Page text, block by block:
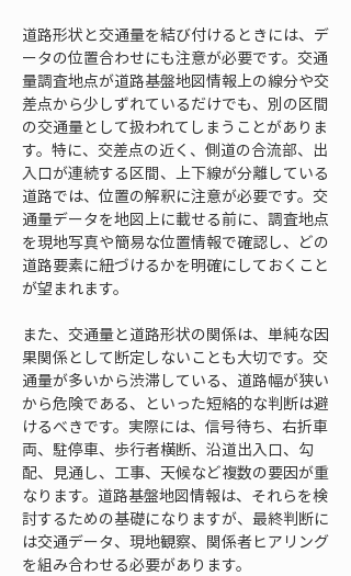
道路形状と交通量を結び付けるときには、デ
ータの位置合わせにも注意が必要です。交通
量調査地点が道路基盤地図情報上の線分や交
差点から少しずれているだけでも、別の区間
の交通量として扱われてしまうことがありま
す。特に、交差点の近く、側道の合流部、出
入口が連続する区間、上下線が分離している
道路では、位置の解釈に注意が必要です。交
通量データを地図上に載せる前に、調査地点
を現地写真や簡易な位置情報で確認し、どの
道路要素に紐づけるかを明確にしておくこと
が望まれます。
また、交通量と道路形状の関係は、単純な因
果関係として断定しないことも大切です。交
通量が多いから渋滞している、道路幅が狭い
から危険である、といった短絡的な判断は避
けるべきです。実際には、信号待ち、右折車
両、駐停車、歩行者横断、沿道出入口、勾
配、見通し、工事、天候など複数の要因が重
なります。道路基盤地図情報は、それらを検
討するための基礎になりますが、最終判断に
は交通データ、現地観察、関係者ヒアリング
を組み合わせる必要があります。